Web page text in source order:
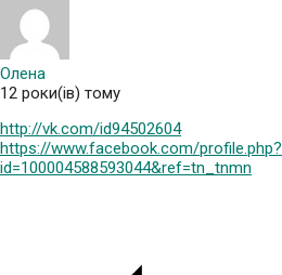
Олена
12 роки(ів) тому
http://vk.com/id94502604
https://www.facebook.com/profile.php?
id=100004588593044&ref=tn_tnmn